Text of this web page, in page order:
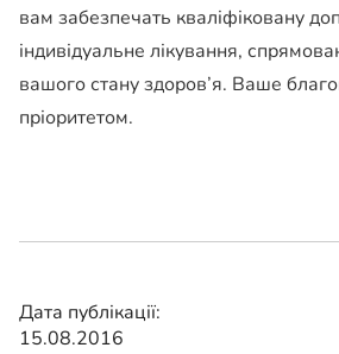
вам забезпечать кваліфіковану
індивідуальне лікування,
вашого стану здоров’я. Ваше
пріоритетом.
Дата публікації:
15.08.2016